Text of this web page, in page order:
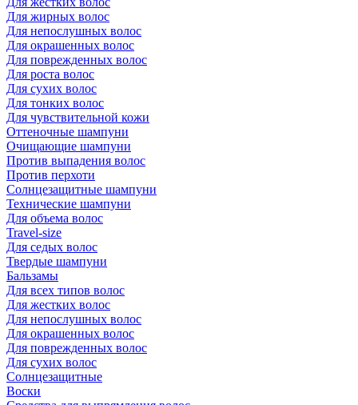
Для жирных волос
Для непослушных волос
Для окрашенных волос
Для поврежденных волос
Для роста волос
Для сухих волос
Для тонких волос
Для чувствительной кожи
Оттеночные шампуни
Очищающие шампуни
Против выпадения волос
Против перхоти
Солнцезащитные шампуни
Технические шампуни
Для объема волос
Travel-size
Для седых волос
Твердые шампуни
Бальзамы
Для всех типов волос
Для жестких волос
Для непослушных волос
Для окрашенных волос
Для поврежденных волос
Для сухих волос
Солнцезащитные
Воски